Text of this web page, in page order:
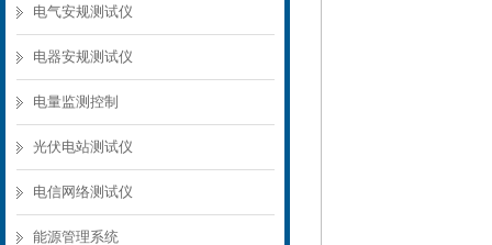
电气安规测试仪
电器安规测试仪
电量监测控制
光伏电站测试仪
电信网络测试仪
能源管理系统